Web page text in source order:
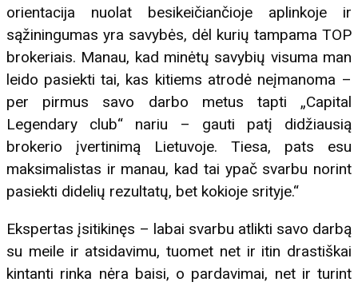
orientacija nuolat besikeičiančioje aplinkoje ir
sąžiningumas yra savybės, dėl kurių tampama TOP
brokeriais. Manau, kad minėtų savybių visuma man
leido pasiekti tai, kas kitiems atrodė neįmanoma –
per pirmus savo darbo metus tapti „Capital
Legendary club“ nariu – gauti patį didžiausią
brokerio įvertinimą Lietuvoje. Tiesa, pats esu
maksimalistas ir manau, kad tai ypač svarbu norint
pasiekti didelių rezultatų, bet kokioje srityje.“
Ekspertas įsitikinęs – labai svarbu atlikti savo darbą
su meile ir atsidavimu, tuomet net ir itin drastiškai
kintanti rinka nėra baisi, o pardavimai, net ir turint